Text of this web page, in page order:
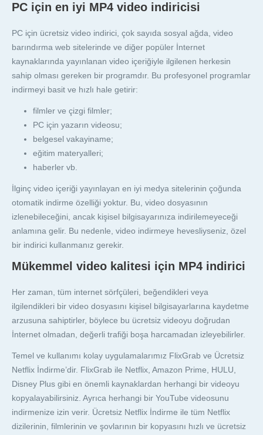
PC için en iyi MP4 video indiricisi
PC için ücretsiz video indirici, çok sayıda sosyal ağda, video
barındırma web sitelerinde ve diğer popüler İnternet
kaynaklarında yayınlanan video içeriğiyle ilgilenen herkesin
sahip olması gereken bir programdır. Bu profesyonel programlar
indirmeyi basit ve hızlı hale getirir:
filmler ve çizgi filmler;
PC için yazarın videosu;
belgesel vakayiname;
eğitim materyalleri;
haberler vb.
İlginç video içeriği yayınlayan en iyi medya sitelerinin çoğunda
otomatik indirme özelliği yoktur. Bu, video dosyasının
izlenebileceğini, ancak kişisel bilgisayarınıza indirilemeyeceği
anlamına gelir. Bu nedenle, video indirmeye hevesliyseniz, özel
bir indirici kullanmanız gerekir.
Mükemmel video kalitesi için MP4 indirici
Her zaman, tüm internet sörfçüleri, beğendikleri veya
ilgilendikleri bir video dosyasını kişisel bilgisayarlarına kaydetme
arzusuna sahiptirler, böylece bu ücretsiz videoyu doğrudan
İnternet olmadan, değerli trafiği boşa harcamadan izleyebilirler.
Temel ve kullanımı kolay uygulamalarımız FlixGrab ve Ücretsiz
Netflix İndirme’dir. FlixGrab ile Netflix, Amazon Prime, HULU,
Disney Plus gibi en önemli kaynaklardan herhangi bir videoyu
kopyalayabilirsiniz. Ayrıca herhangi bir YouTube videosunu
indirmenize izin verir. Ücretsiz Netflix İndirme ile tüm Netflix
dizilerinin, filmlerinin ve şovlarının bir kopyasını hızlı ve ücretsiz